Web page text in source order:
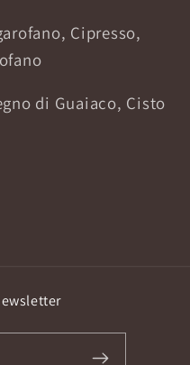
Cipresso,
di Guaiaco, Cisto